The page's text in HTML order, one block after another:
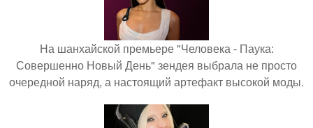
На шанхайской премьере "Человека - Паука:
Совершенно Новый День" зендея выбрала не просто
очередной наряд, а настоящий артефакт высокой моды.